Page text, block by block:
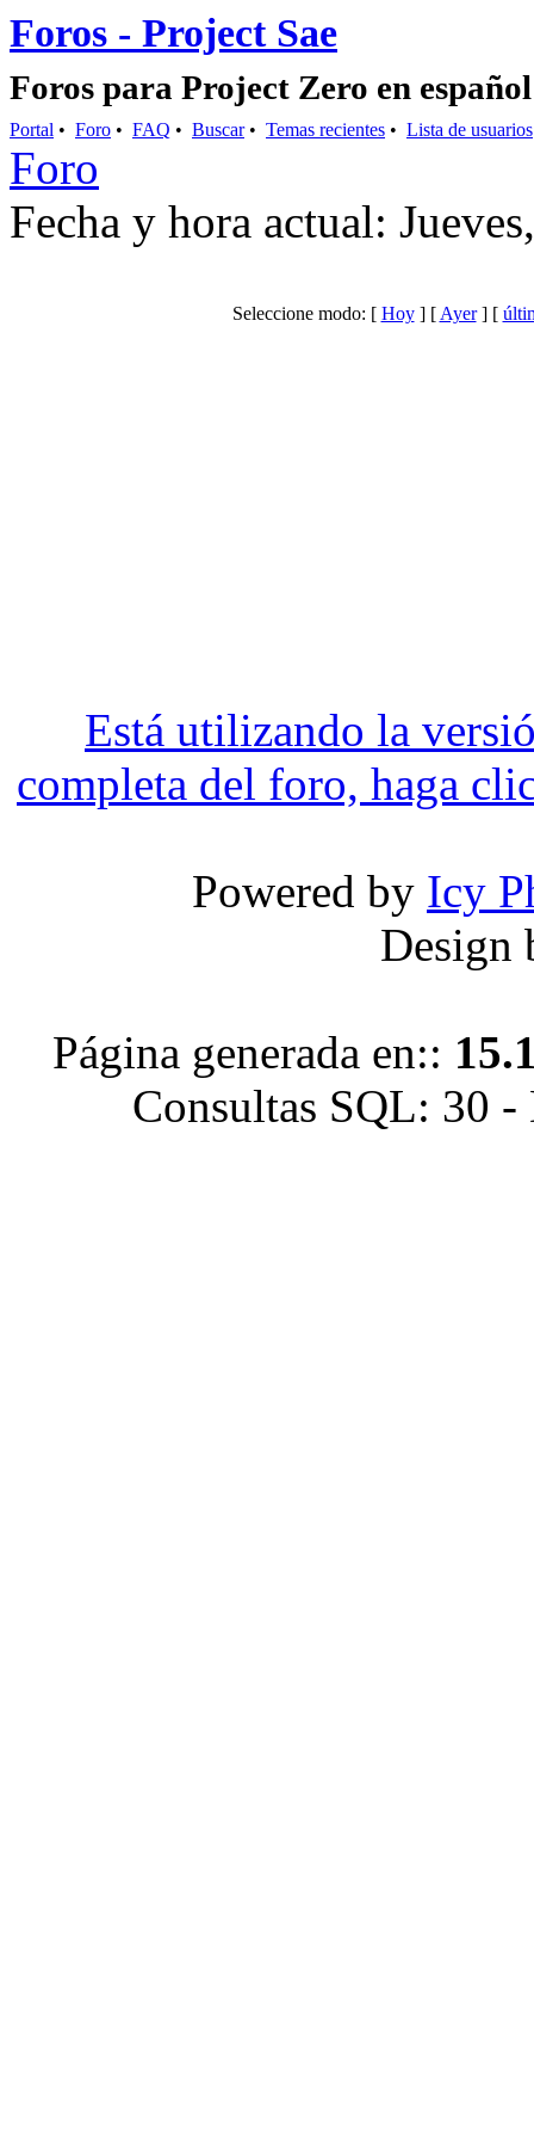
Foros - Project Sae
Foros para Project Zero en español
Portal • Foro • FAQ • Buscar• Temas recientes • Lista de usuarios
Foro
Fecha y hora actual:
Seleccione modo: [ Hoy] [ Ayer] [
Está utilizando la
completa del foro, haga
Powered by Icy
Design
Página generada en::
Consultas SQL: 30